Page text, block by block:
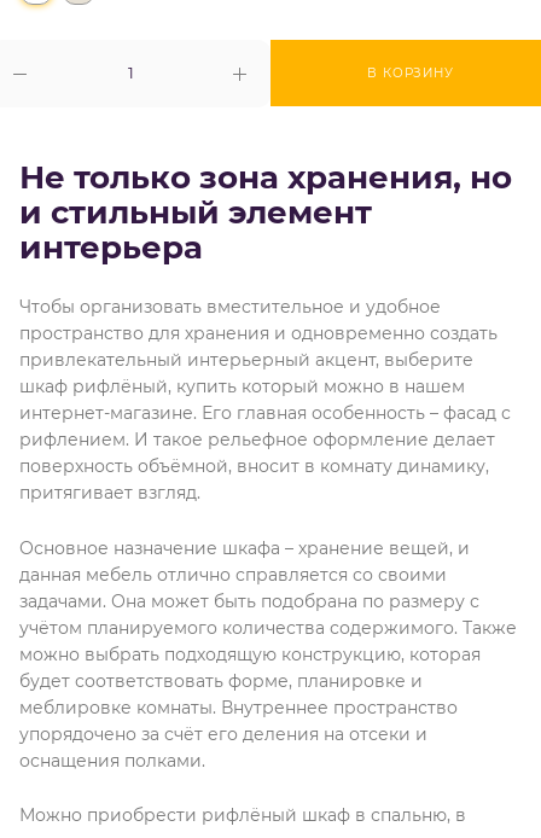
В КОРЗИНУ
Не только зона хранения, но
и стильный элемент
интерьера
Чтобы организовать вместительное и удобное
пространство для хранения и одновременно создать
привлекательный интерьерный акцент, выберите
шкаф рифлёный, купить который можно в нашем
интернет-магазине. Его главная особенность – фасад с
рифлением. И такое рельефное оформление делает
поверхность объёмной, вносит в комнату динамику,
притягивает взгляд.
Основное назначение шкафа – хранение вещей, и
данная мебель отлично справляется со своими
задачами. Она может быть подобрана по размеру с
учётом планируемого количества содержимого. Также
можно выбрать подходящую конструкцию, которая
будет соответствовать форме, планировке и
меблировке комнаты. Внутреннее пространство
упорядочено за счёт его деления на отсеки и
оснащения полками.
Можно приобрести рифлёный шкаф в спальню, в